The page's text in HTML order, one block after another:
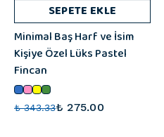
SEPETE EKLE
Minimal Baş Harf ve İsim
Kişiye Özel Lüks Pastel
Fincan
₺ 343.33₺ 275.00